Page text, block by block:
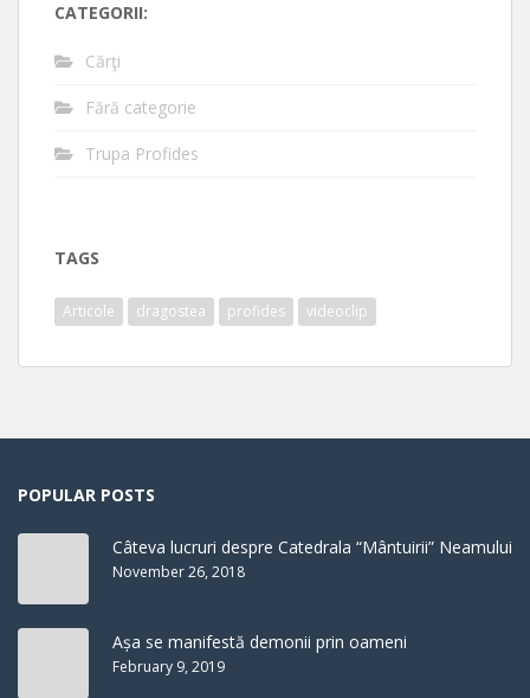
CATEGORII:
Cărţi
Fără categorie
Trupa Profides
TAGS
Articole dragostea profides videoclip
POPULAR POSTS
Câteva lucruri despre Catedrala “Mântuirii” Neamului
November 26, 2018
Așa se manifestă demonii prin oameni
February 9, 2019